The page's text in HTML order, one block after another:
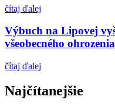
čítaj ďalej
Výbuch na Lipovej
všeobecného ohrozenia
čítaj ďalej
Najčítanejšie